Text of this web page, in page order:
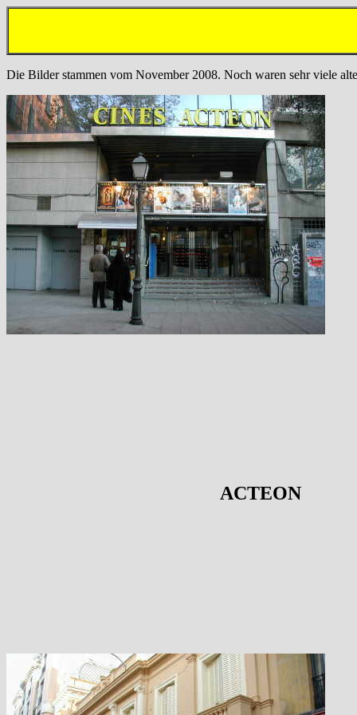
Die Bilder stammen vom November 2008. Noch waren sehr viele
ACTEON